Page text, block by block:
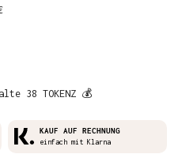
38 TOKENZ 💰
KAUF AUF RECHNUNG
einfach mit Klarna